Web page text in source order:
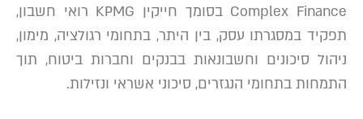
Complex Finance בסומך חייקין KPMG רואי חשבון,
תפקיד במסגרתו עסק, בין היתר, בתחומי רגולציה, מימון,
ניהול סיכונים וחשבונאות בבנקים וחברות ביטוח, תוך
התמחות בתחומי הנגזרים, סיכוני אשראי ונזילות.